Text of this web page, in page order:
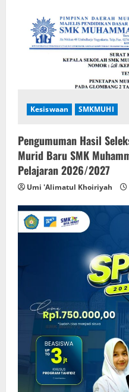
Kesiswaan SMKMUHI
Pengumuman Hasil
Murid Baru SMK
Pelajaran 2026/2027
Umi 'Alimatul Khoiriyah